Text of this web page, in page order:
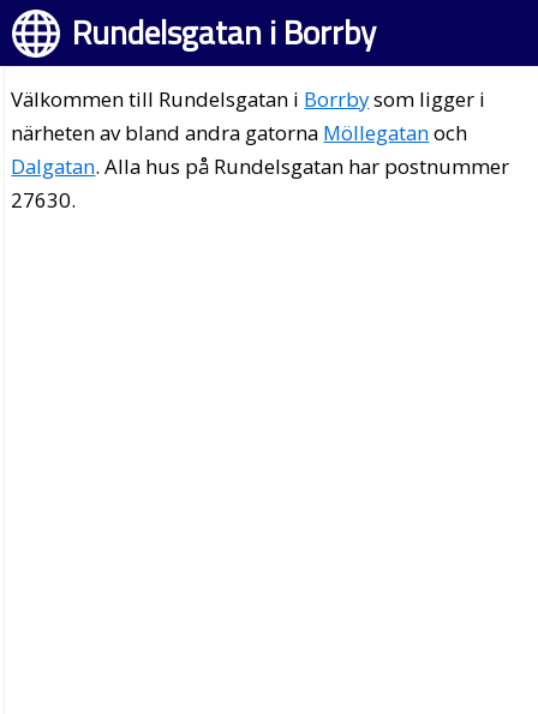
Rundelsgatan i Borrby
Välkommen till Rundelsgatan i Borrbysom ligger i
närheten av bland andra gatorna Möllegatanoch
Dalgatan. Alla hus på Rundelsgatan har postnummer
27630.